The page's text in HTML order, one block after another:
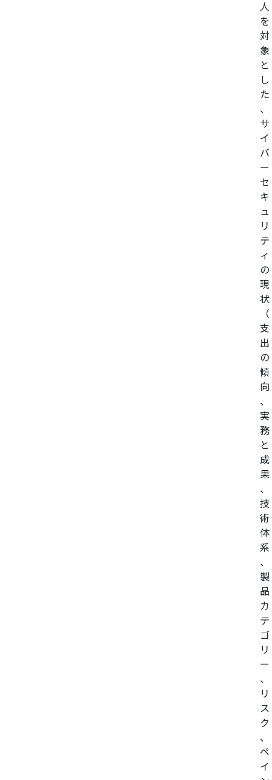
人
を
対
象
と
し
た
、
サ
イ
バ
ー
セ
キ
ュ
リ
テ
ィ
の
現
状
（
支
出
の
傾
向
、
実
務
と
成
果
、
技
術
体
系
、
製
品
カ
テ
ゴ
リ
ー
、
リ
ス
ク
、
ペ
イ